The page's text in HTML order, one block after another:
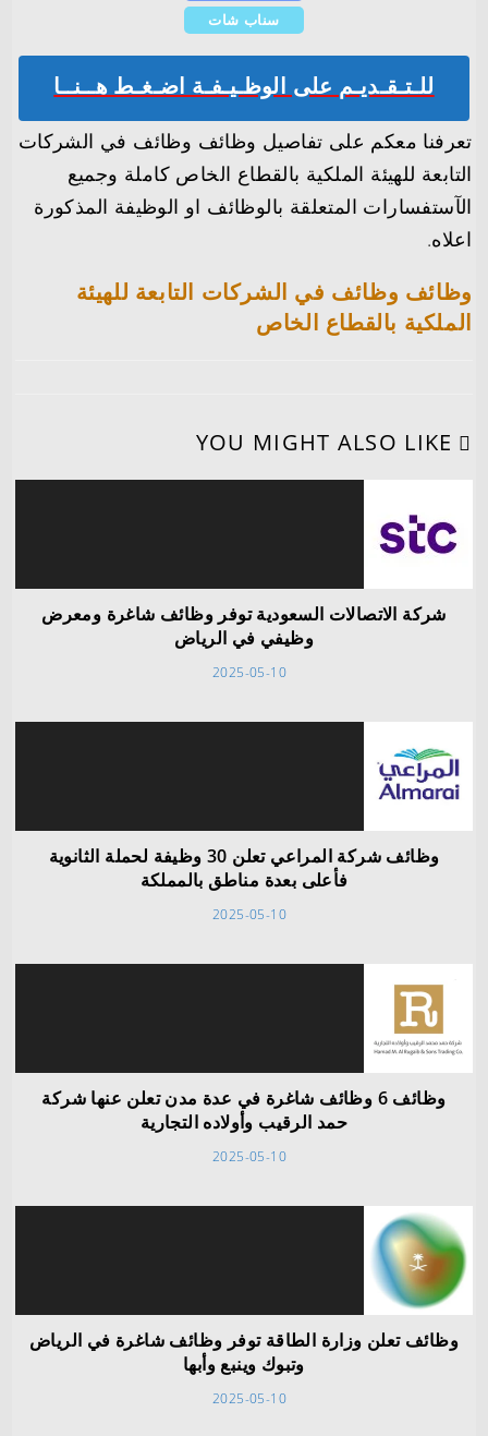
سناب شات
للـتـقـديـم على الوظـيـفـة اضـغـط هــنــا
تعرفنا معكم على تفاصيل وظائف وظائف في الشركات
التابعة للهيئة الملكية بالقطاع الخاص كاملة وجميع
الآستفسارات المتعلقة بالوظائف او الوظيفة المذكورة
اعلاه.
وظائف وظائف في الشركات التابعة للهيئة
الملكية بالقطاع الخاص
YOU MIGHT ALSO LIKE
شركة الاتصالات السعودية توفر وظائف شاغرة ومعرض
وظيفي في الرياض
2025-05-10
وظائف شركة المراعي تعلن 30 وظيفة لحملة الثانوية
فأعلى بعدة مناطق بالمملكة
2025-05-10
وظائف 6 وظائف شاغرة في عدة مدن تعلن عنها شركة
حمد الرقيب وأولاده التجارية
2025-05-10
وظائف تعلن وزارة الطاقة توفر وظائف شاغرة في الرياض
وتبوك وينبع وأبها
2025-05-10